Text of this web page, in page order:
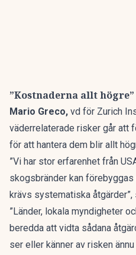
”Kostnaderna allt högre”
Mario Greco, vd för Zurich
väderrelaterade risker går att
för att hantera dem blir allt
”Vi har stor erfarenhet från
skogsbränder kan
krävs systematiska åtgärder”,
”Länder, lokala myndigheter
beredda att vidta sådana
ser eller känner av risken